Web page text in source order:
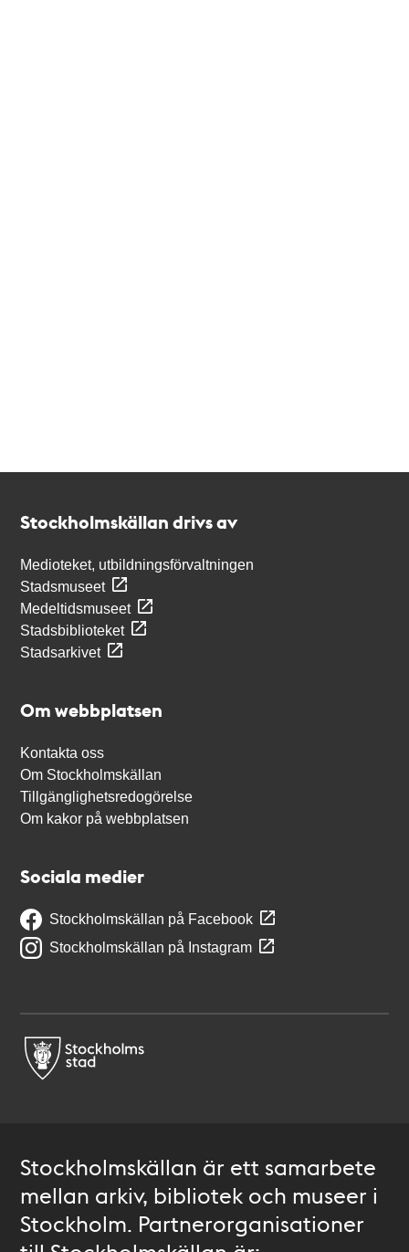
Stockholmskällan drivs av
Medioteket, utbildningsförvaltningen
Stadsmuseet
Medeltidsmuseet
Stadsbiblioteket
Stadsarkivet
Om webbplatsen
Kontakta oss
Om Stockholmskällan
Tillgänglighetsredogörelse
Om kakor på webbplatsen
Sociala medier
Stockholmskällan på Facebook
Stockholmskällan på Instagram
Stockholmskällan är ett samarbete
mellan arkiv, bibliotek och museer i
Stockholm. Partnerorganisationer